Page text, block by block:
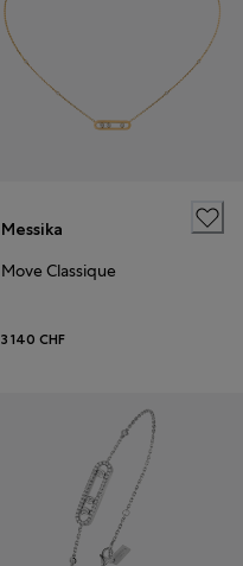
Messika
Move Classique
3 140 CHF